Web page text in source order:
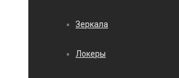
Зеркала
Локеры